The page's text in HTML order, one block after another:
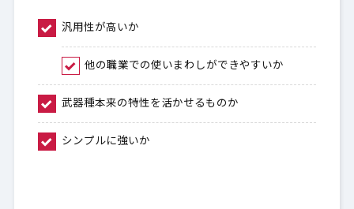
汎用性が高いか
他の職業での使いまわしができやすいか
武器種本来の特性を活かせるものか
シンプルに強いか